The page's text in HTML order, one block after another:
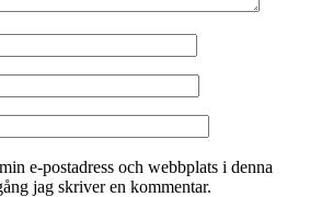
e-postadress och webbplats i denna
jag skriver en kommentar.